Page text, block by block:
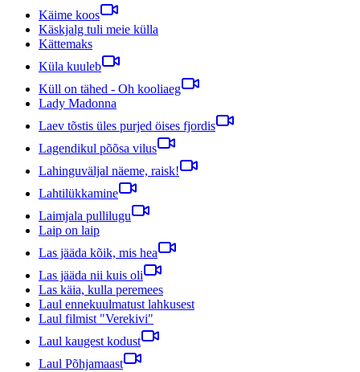
Käime koos
Käskjalg tuli meie külla
Kättemaks
Küla kuuleb
Küll on tähed - Oh kooliaeg
Lady Madonna
Laev tõstis üles purjed öises fjordis
Lagendikul põõsa vilus
Lahinguväljal näeme, raisk!
Lahtilükkamine
Laimjala pullilugu
Laip on laip
Las jääda kõik, mis hea
Las jääda nii kuis oli
Las käia, kulla peremees
Laul ennekuulmatust lahkusest
Laul filmist "Verekivi"
Laul kaugest kodust
Laul Põhjamaast